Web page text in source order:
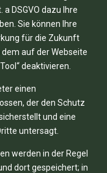
DSGVO dazu Ihre
Sie können Ihre
für die Zukunft
auf der Webseite
deaktivieren.
einen
der den Schutz
und eine
untersagt.
werden in der Regel
dort gespeichert; in